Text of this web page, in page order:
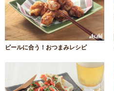
ビールに合う！おつまみレシピ